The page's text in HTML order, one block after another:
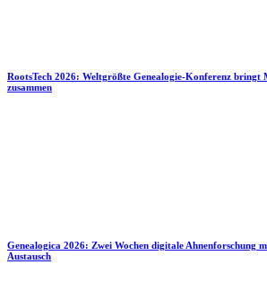
RootsTech 2026: Weltgrößte Genealogie-Konferenz bringt
zusammen
Genealogica 2026: Zwei Wochen digitale Ahnenforschung
Austausch